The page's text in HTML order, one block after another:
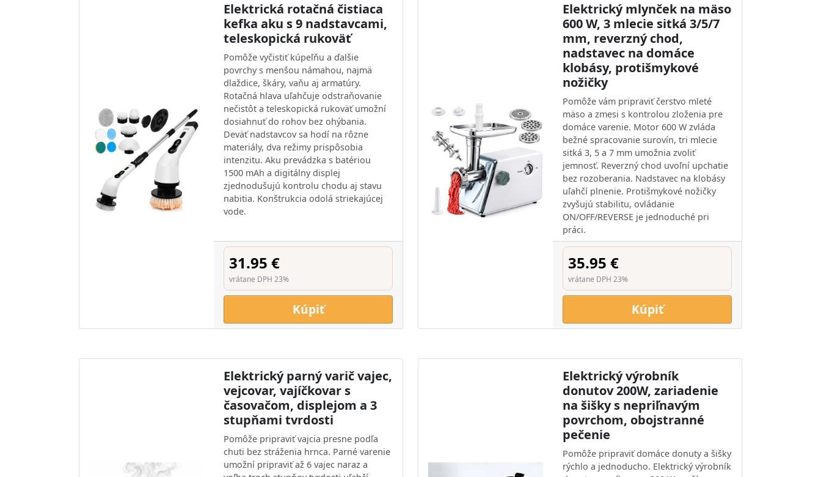
Elektrická rotačná čistiaca
kefka aku s 9 nadstavcami,
teleskopická rukoväť
Pomôže vyčistiť kúpeľňu a ďalšie
povrchy s menšou námahou, najmä
dlaždice, škáry, vaňu aj armatúry.
Rotačná hlava uľahčuje odstraňovanie
nečistôt a teleskopická rukoväť umožní
dosiahnuť do rohov bez ohýbania.
Deväť nadstavcov sa hodí na rôzne
materiály, dva režimy prispôsobia
intenzitu. Aku prevádzka s batériou
1500 mAh a digitálny displej
zjednodušujú kontrolu chodu aj stavu
nabitia. Konštrukcia odolá striekajúcej
vode.
31.95 €
vrátane DPH 23%
Kúpiť
Elektrický mlynček na mäso
600 W, 3 mlecie sitká 3/5/7
mm, reverzný chod,
nadstavec na domáce
klobásy, protišmykové
nožičky
Pomôže vám pripraviť čerstvo mleté
mäso a zmesi s kontrolou zloženia pre
domáce varenie. Motor 600 W zvláda
bežné spracovanie surovín, tri mlecie
sitká 3, 5 a 7 mm umožnia zvoliť
jemnosť. Reverzný chod uvoľní upchatie
bez rozoberania. Nadstavec na klobásy
uľahčí plnenie. Protišmykové nožičky
zvyšujú stabilitu, ovládanie
ON/OFF/REVERSE je jednoduché pri
práci.
35.95 €
vrátane DPH 23%
Kúpiť
Elektrický parný varič vajec,
vejcovar, vajíčkovar s
časovačom, displejom a 3
stupňami tvrdosti
Pomôže pripraviť vajcia presne podľa
chuti bez stráženia hrnca. Parné varenie
umožní pripraviť až 6 vajec naraz a
Elektrický výrobník
donutov 200W, zariadenie
na šišky s nepriľnavým
povrchom, obojstranné
pečenie
Pomôže pripraviť domáce donuty a šišky
rýchlo a jednoducho. Elektrický výrobník